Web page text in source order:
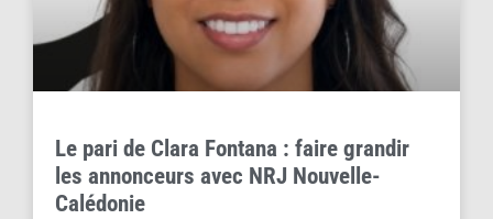
Le pari de Clara Fontana : faire grandir
les annonceurs avec NRJ Nouvelle-
Calédonie